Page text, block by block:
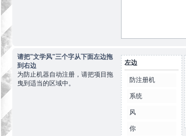
请把"文学风"三个字从下面左边拖
到右边
为防止机器自动注册，请把项目拖
曳到适当的区域中。
左边
防注册机
系统
风
你